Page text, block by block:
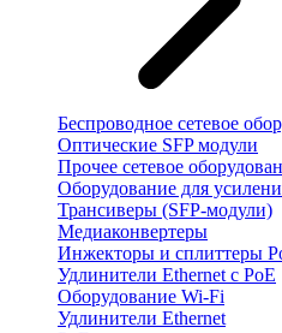
Беспроводное сетевое
Оптические SFP модули
Прочее сетевое
Оборудование для
Трансиверы (SFP-модули)
Медиаконвертеры
Инжекторы и сплиттеры
Удлинители Ethernet с PoE
Оборудование Wi-Fi
Удлинители Ethernet